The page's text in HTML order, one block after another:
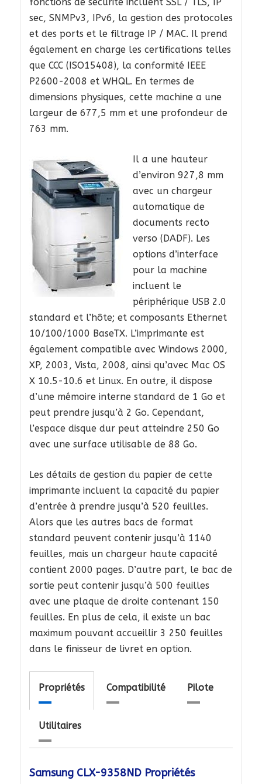
sec, SNMPv3, IPv6, la gestion des protocoles
et des ports et le filtrage IP / MAC. Il prend
également en charge les certifications telles
que CCC (ISO15408), la conformité IEEE
P2600-2008 et WHQL. En termes de
dimensions physiques, cette machine a une
largeur de 677,5 mm et une profondeur de
763 mm.
Il a une hauteur
d’environ 927,8 mm
avec un chargeur
automatique de
documents recto
verso (DADF). Les
options d’interface
pour la machine
incluent le
périphérique USB 2.0
standard et l’hôte; et composants Ethernet
10/100/1000 BaseTX. L’imprimante est
également compatible avec Windows 2000,
XP, 2003, Vista, 2008, ainsi qu’avec Mac OS
X 10.5-10.6 et Linux. En outre, il dispose
d’une mémoire interne standard de 1 Go et
peut prendre jusqu’à 2 Go. Cependant,
l’espace disque dur peut atteindre 250 Go
avec une surface utilisable de 88 Go.
Les détails de gestion du papier de cette
imprimante incluent la capacité du papier
d’entrée à prendre jusqu’à 520 feuilles.
Alors que les autres bacs de format
standard peuvent contenir jusqu’à 1140
feuilles, mais un chargeur haute capacité
contient 2000 pages. D’autre part, le bac de
sortie peut contenir jusqu’à 500 feuilles
avec une plaque de droite contenant 150
feuilles. En plus de cela, il existe un bac
maximum pouvant accueillir 3 250 feuilles
dans le finisseur de livret en option.
Propriétés Compatibilité Pilote
Utilitaires
Samsung CLX-9358ND Propriétés